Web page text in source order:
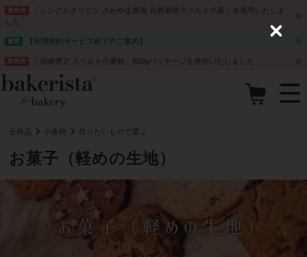
新発売
「シングルオリジン さわやま農場 自然栽培スペルト小麦」を発売いたしま
した
重要 【年間契約サービス終了のご案内】
新発売 「岩崎博之 スペルト小麦粉」800gパッケージを発売いたしました
全商品 小麦粉 作りたいもので選ぶ
お菓子（軽めの生地）
C